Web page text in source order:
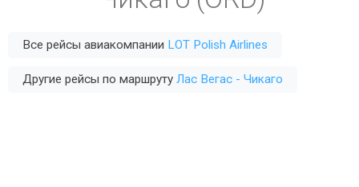
Все рейсы авиакомпании LOT Polish Airlines
Другие рейсы по маршруту Лас Вегас - Чикаго